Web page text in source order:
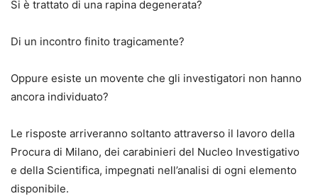
Si è trattato di una rapina degenerata?
Di un incontro finito tragicamente?
Oppure esiste un movente che gli investigatori non hanno
ancora individuato?
Le risposte arriveranno soltanto attraverso il lavoro della
Procura di Milano, dei carabinieri del Nucleo Investigativo
e della Scientifica, impegnati nell’analisi di ogni elemento
disponibile.